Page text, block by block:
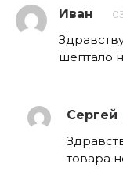
Иван
шептало
Сергей
товара